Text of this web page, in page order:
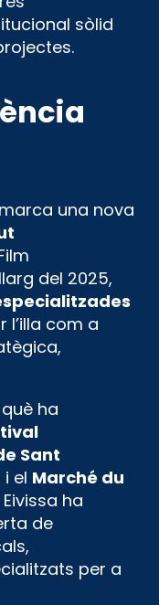
sòlid
una nova
del 2025,
l’illa com a
ha
Sant
i el Marché du
ha
de
per a